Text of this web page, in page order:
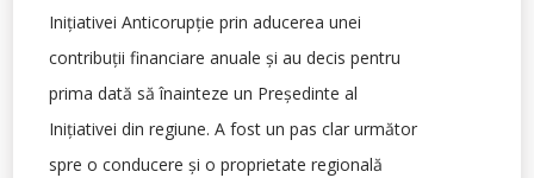
Iniţiativei Anticorupţie prin aducerea unei
contribuţii financiare anuale şi au decis pentru
prima dată să înainteze un Preşedinte al
Iniţiativei din regiune. A fost un pas clar următor
spre o conducere şi o proprietate regională